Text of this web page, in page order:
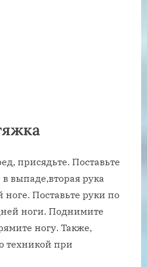
присядьте. Поставьте
выпаде,вторая рука
Поставьте руки по
ноги. Поднимите
ногу. Также,
техникой при